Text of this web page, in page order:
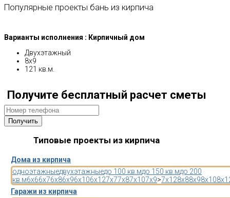
Популярные проекты бань из кирпича
Варианты исполнения : Кирпичный дом
Двухэтажный
8х9
121 кв.м.
Получите бесплатный расчет сметы
Типовые проекты из кирпича
Дома из кирпича
одноэтажныедвухэтажныедо 100 кв.мдо 150 кв.мдо 200
кв.м6x66x76x86x96x106x127x77x87x107x9>7x128x88x98x10
Гаражи из кирпича